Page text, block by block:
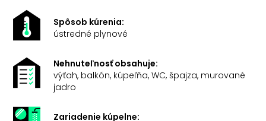
Spôsob kúrenia:
ústredné plynové
Nehnuteľnosť obsahuje:
výťah, balkón, kúpeľňa, WC, špajza, murované
jadro
Zariadenie kúpelne: